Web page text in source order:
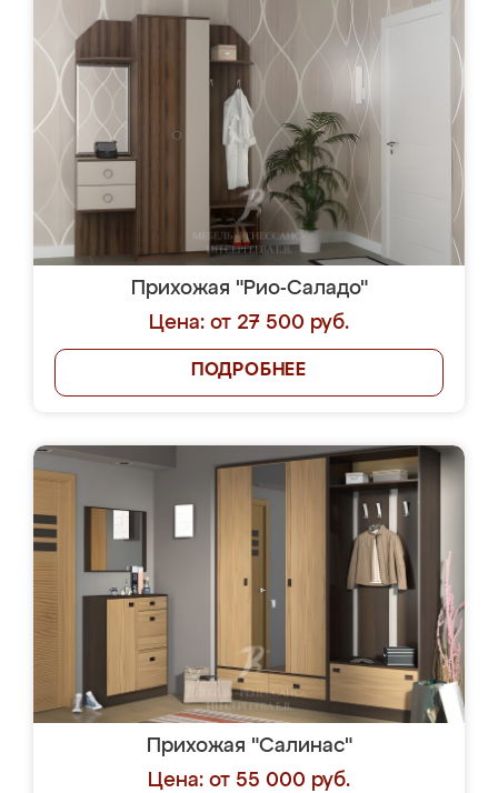
Прихожая "Рио-Саладо"
Цена: от 27 500 руб.
ПОДРОБНЕЕ
Прихожая "Салинас"
Цена: от 55 000 руб.